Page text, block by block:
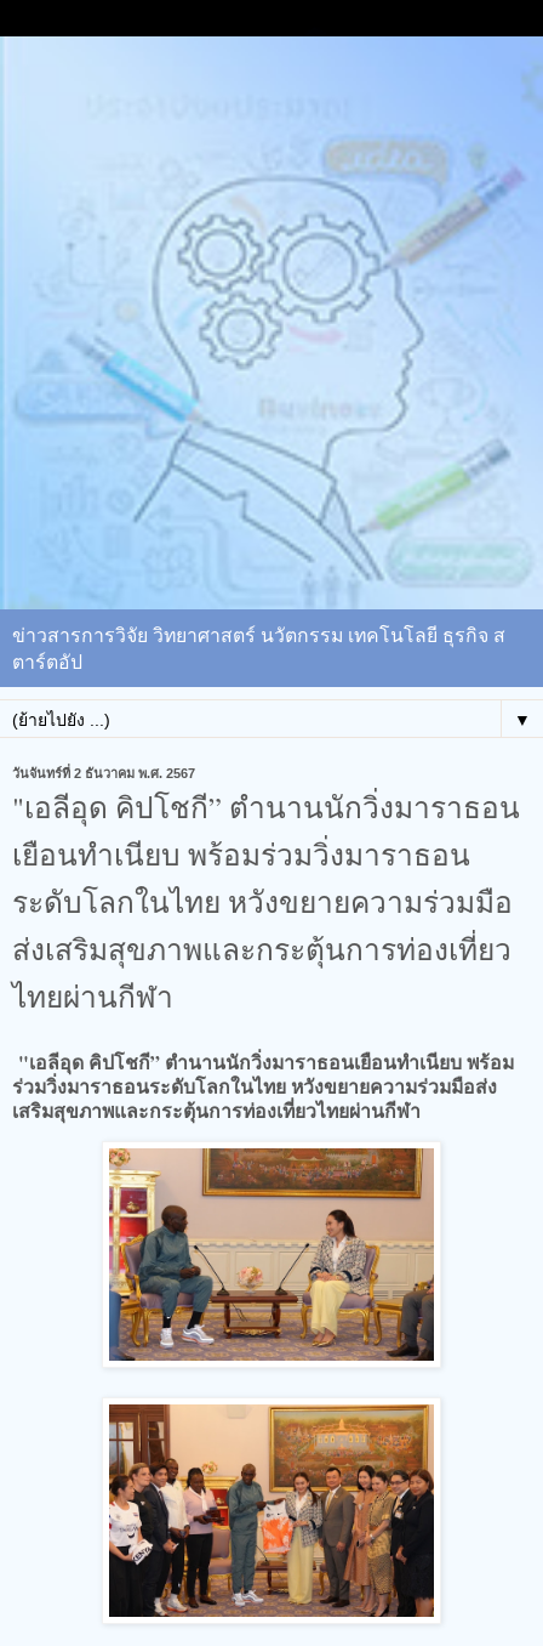
ข่าวสารการวิจัย วิทยาศาสตร์ นวัตกรรม เทคโนโลยี ธุรกิจ ส
ตาร์ตอัป
▼
วันจันทร์ที่ 2 ธันวาคม พ.ศ. 2567
"เอลีอุด คิปโชกี” ตำนานนักวิ่งมาราธอน
เยือนทำเนียบ พร้อมร่วมวิ่งมาราธอน
ระดับโลกในไทย หวังขยายความร่วมมือ
ส่งเสริมสุขภาพและกระตุ้นการท่องเที่ยว
ไทยผ่านกีฬา
"เอลีอุด คิปโชกี” ตำนานนักวิ่งมาราธอนเยือนทำเนียบ พร้อม
ร่วมวิ่งมาราธอนระดับโลกในไทย หวังขยายความร่วมมือส่ง
เสริมสุขภาพและกระตุ้นการท่องเที่ยวไทยผ่านกีฬา